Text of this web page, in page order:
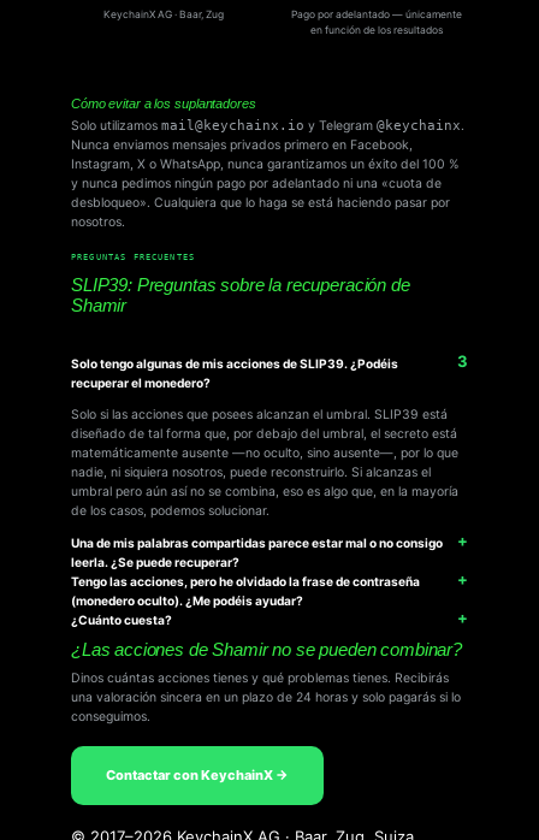
KeychainX AG · Baar, Zug
Pago por adelantado — únicamente
en función de los resultados
Cómo evitar a los suplantadores
Solo utilizamos mail@keychainx.io y Telegram @keychainx.
Nunca enviamos mensajes privados primero en Facebook,
Instagram, X o WhatsApp, nunca garantizamos un éxito del 100 %
y nunca pedimos ningún pago por adelantado ni una «cuota de
desbloqueo». Cualquiera que lo haga se está haciendo pasar por
nosotros.
PREGUNTAS FRECUENTES
SLIP39: Preguntas sobre la recuperación de
Shamir
Solo tengo algunas de mis acciones de SLIP39. ¿Podéis
recuperar el monedero?
Solo si las acciones que posees alcanzan el umbral. SLIP39 está
diseñado de tal forma que, por debajo del umbral, el secreto está
matemáticamente ausente —no oculto, sino ausente—, por lo que
nadie, ni siquiera nosotros, puede reconstruirlo. Si alcanzas el
umbral pero aún así no se combina, eso es algo que, en la mayoría
de los casos, podemos solucionar.
Una de mis palabras compartidas parece estar mal o no consigo
leerla. ¿Se puede recuperar?
Tengo las acciones, pero he olvidado la frase de contraseña
(monedero oculto). ¿Me podéis ayudar?
¿Cuánto cuesta?
¿Las acciones de Shamir no se pueden combinar?
Dinos cuántas acciones tienes y qué problemas tienes. Recibirás
una valoración sincera en un plazo de 24 horas y solo pagarás si lo
conseguimos.
Contactar con KeychainX →